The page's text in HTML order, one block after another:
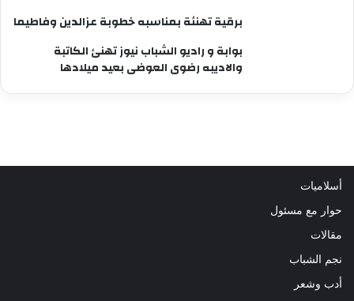
برقية تهنئة بمناسبه خطوبة عزالدين وفاطيما
بوابة و راديو الشباب نيوز تهنئ الكاتبة
والاديبه رضوى العوضى بعيد ميلادها
أسلاميات
حوار مع مسئول
مقالات
نجم الشباب
أدب وشعر